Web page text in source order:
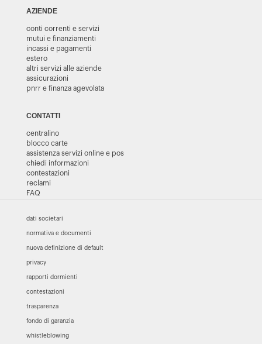
AZIENDE
conti correnti e servizi
mutui e finanziamenti
incassi e pagamenti
estero
altri servizi alle aziende
assicurazioni
pnrr e finanza agevolata
CONTATTI
centralino
blocco carte
assistenza servizi online e pos
chiedi informazioni
contestazioni
reclami
FAQ
dati societari
normativa e documenti
nuova definizione di default
privacy
rapporti dormienti
contestazioni
trasparenza
fondo di garanzia
whistleblowing